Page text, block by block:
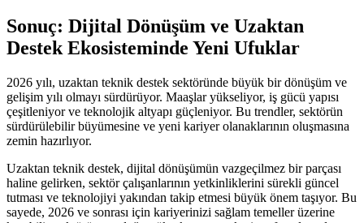
Sonuç: Dijital Dönüşüm ve Uzaktan
Destek Ekosisteminde Yeni Ufuklar
2026 yılı, uzaktan teknik destek sektöründe büyük bir dönüşüm ve
gelişim yılı olmayı sürdürüyor. Maaşlar yükseliyor, iş gücü yapısı
çeşitleniyor ve teknolojik altyapı güçleniyor. Bu trendler, sektörün
sürdürülebilir büyümesine ve yeni kariyer olanaklarının oluşmasına
zemin hazırlıyor.
Uzaktan teknik destek, dijital dönüşümün vazgeçilmez bir parçası
haline gelirken, sektör çalışanlarının yetkinliklerini sürekli güncel
tutması ve teknolojiyi yakından takip etmesi büyük önem taşıyor. Bu
sayede, 2026 ve sonrası için kariyerinizi sağlam temeller üzerine